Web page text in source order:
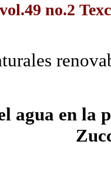
no.2
agua en la